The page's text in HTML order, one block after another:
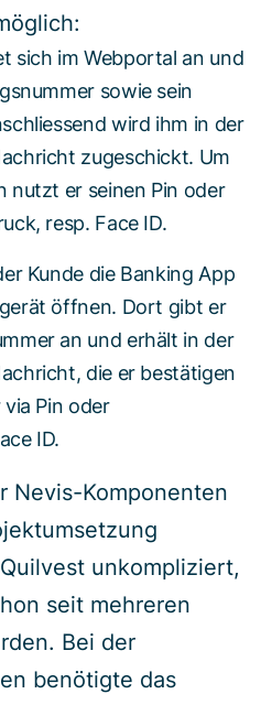
sich im Webportal an und
sowie sein
wird ihm in der
zugeschickt. Um
nutzt er seinen Pin oder
resp. Face ID.
Kunde die Banking App
öffnen. Dort gibt er
an und erhält in der
die er bestätigen
via Pin oder
ID.
Nevis-Komponenten
unkompliziert,
seit mehreren
Bei der
benötigte das